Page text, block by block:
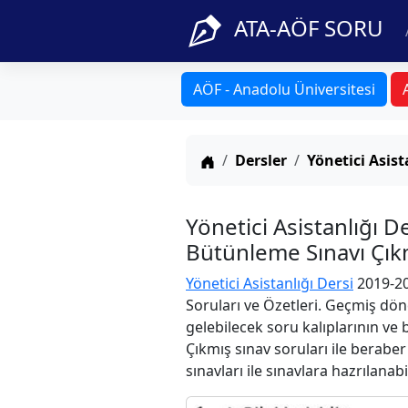
ATA-AÖF SORU
AÖF - Anadolu Üniversitesi
Anasayfa
Dersler Yönetici
Yönetici Asistanlığı
Bütünleme Sınavı
Yönetici Asistanlığı Dersi 2019-
Soruları ve Özetleri. Geçmiş
gelebilecek soru kalıplarının
Çıkmış sınav soruları ile
sınavları ile sınavlara